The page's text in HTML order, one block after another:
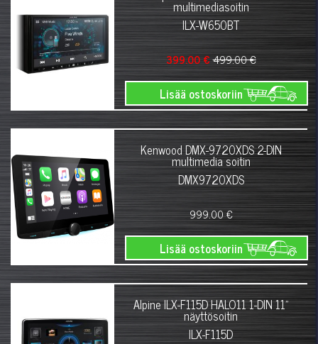
multimediasoitin
ILX-W650BT
399.00 €499.00 €
Lisää ostoskoriin
Kenwood DMX-9720XDS 2-DIN
multimedia soitin
DMX9720XDS
999.00 €
Lisää ostoskoriin
Alpine ILX-F115D HALO11 1-DIN 11"
näyttösoitin
ILX-F115D